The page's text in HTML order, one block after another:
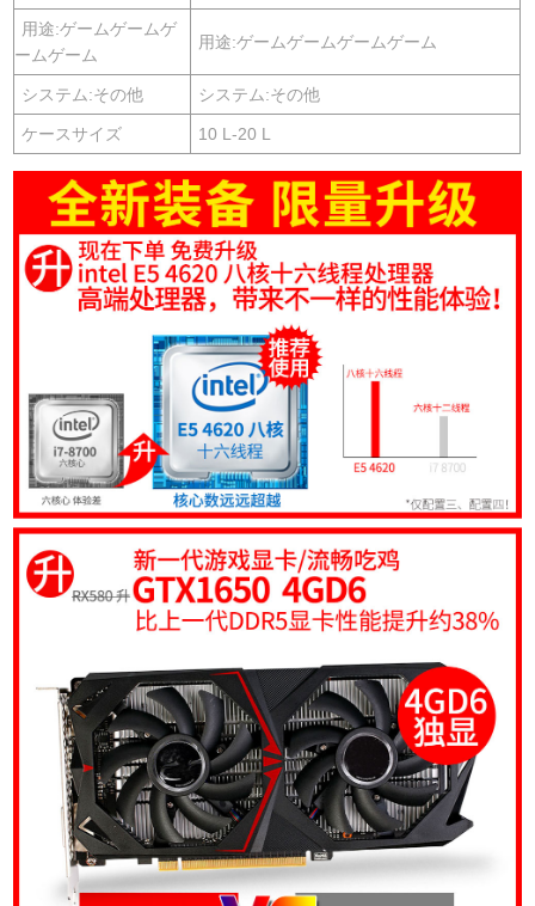
用途:ゲームゲームゲ
ームゲーム
用途:ゲームゲームゲームゲーム
システム:その他 システム:その他
ケースサイズ 10 L-20 L